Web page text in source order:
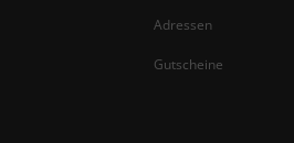
Adressen
Gutscheine